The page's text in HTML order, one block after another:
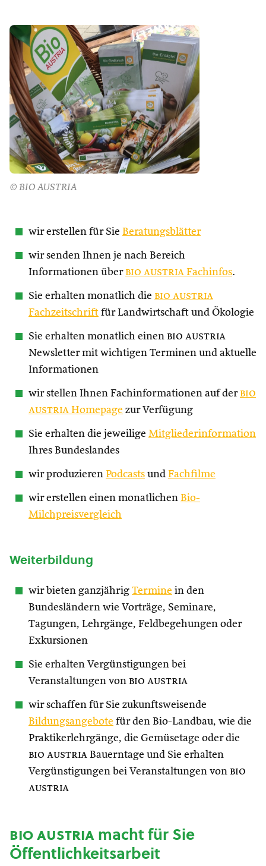
© BIO AUSTRIA
wir erstellen für Sie Beratungsblätter
wir senden Ihnen je nach Bereich
Informationen über bio austria Fachinfos.
Sie erhalten monatlich die bio austria
Fachzeitschrift für Landwirtschaft und Ökologie
Sie erhalten monatlich einen bio austria
Newsletter mit wichtigen Terminen und aktuelle
Informationen
wir stellen Ihnen Fachinformationen auf der bio
austria Homepage zur Verfügung
Sie erhalten die jeweilige Mitgliederinformation
Ihres Bundeslandes
wir produzieren Podcasts und Fachfilme
wir erstellen einen monatlichen Bio-
Milchpreisvergleich
Weiterbildung
wir bieten ganzjährig Termine in den
Bundesländern wie Vorträge, Seminare,
Tagungen, Lehrgänge, Feldbegehungen oder
Exkursionen
Sie erhalten Vergünstigungen bei
Veranstaltungen von bio austria
wir schaffen für Sie zukunftsweisende
Bildungsangebote für den Bio-Landbau, wie die
Praktikerlehrgänge, die Gemüsetage oder die
bio austria Bauerntage und Sie erhalten
Vergünstigungen bei Veranstaltungen von bio
austria
bio austriamacht für Sie
Öffentlichkeitsarbeit